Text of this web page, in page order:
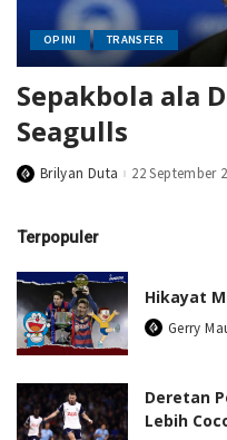
OPINI TRANSFER
Sepakbola ala
Seagulls
PostedBrilyan Duta 22 September
Terpopuler
Hikayat
Posted
Gerry
Deretan
Lebih